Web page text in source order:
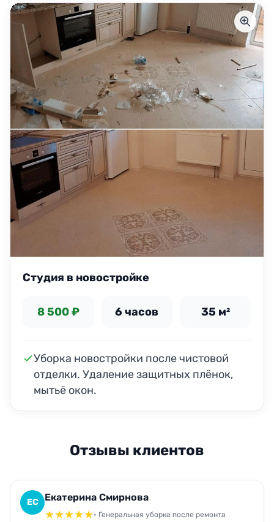
Студия в новостройке
8 500 ₽ 6 часов 35 м²
Уборка новостройки после чистовой
отделки. Удаление защитных плёнок,
мытьё окон.
Отзывы клиентов
ЕС Екатерина Смирнова
★★★★★• Генеральная уборка после ремонта